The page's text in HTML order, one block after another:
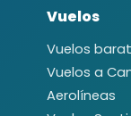
Vuelos
Vuelos
Vuelos a
Aerolíneas